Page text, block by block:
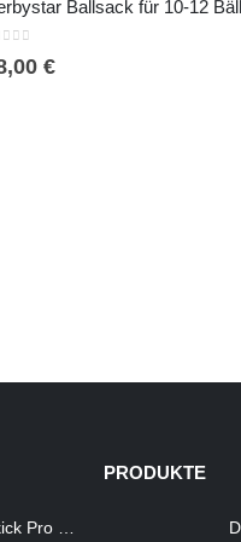
Ballsack für 10-12
€
Bundesliga Multikick Pro mit Band
PRODUKTE